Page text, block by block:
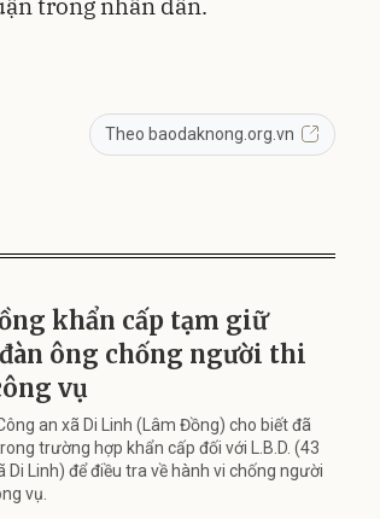
trong nhân dân.
Theo baodaknong.org.vn
khẩn cấp tạm giữ
ông chống người thi
vụ
an xã Di Linh (Lâm Đồng) cho biết đã
trường hợp khẩn cấp đối với L.B.D. (43
Di Linh) để điều tra về hành vi chống người
vụ.